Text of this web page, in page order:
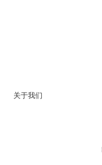
关于我们